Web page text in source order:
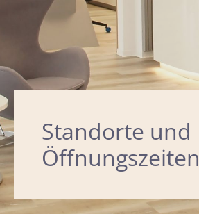
Standorte und
Öffnungszeiten